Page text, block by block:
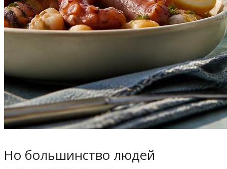
Но большинство людей